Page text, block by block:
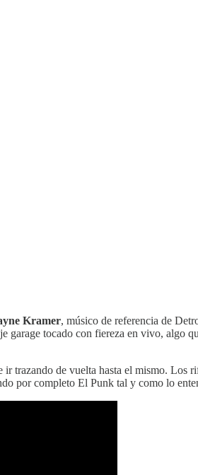
Kramer, músico de referencia de
tocado con fiereza en vivo, algo
trazando de vuelta hasta el mismo.
por completo El Punk tal y como lo